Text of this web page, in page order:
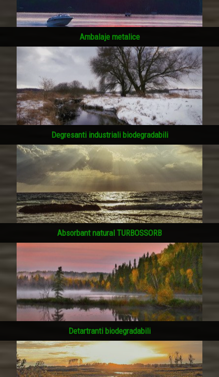
Ambalaje metalice
Degresanti industriali biodegradabili
Absorbant natural TURBOSSORB
Detartranti biodegradabili